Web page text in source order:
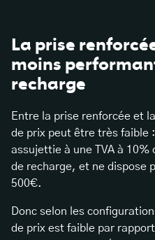
La prise
moins
recharge
Entre la prise renforcée et
de prix peut être très faible
assujettie à une TVA à
de recharge, et ne dispose
500€.
Donc selon les
de prix est faible par